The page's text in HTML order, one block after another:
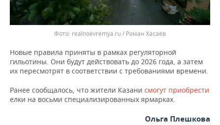
Фото: realnoevremya.ru / Роман Хасаев
Новые правила приняты в рамках регуляторной
гильотины. Они будут действовать до 2026 года, а затем
их пересмотрят в соответствии с требованиями времени.
Ранее сообщалось, что жители Казани смогут приобрести
елки на восьми специализированных ярмарках.
Ольга Плешкова